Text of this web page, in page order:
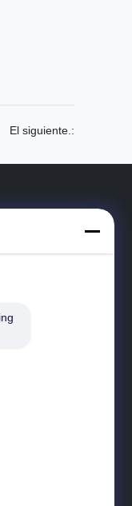
El siguiente.:
Die Yuan Road, dist
China